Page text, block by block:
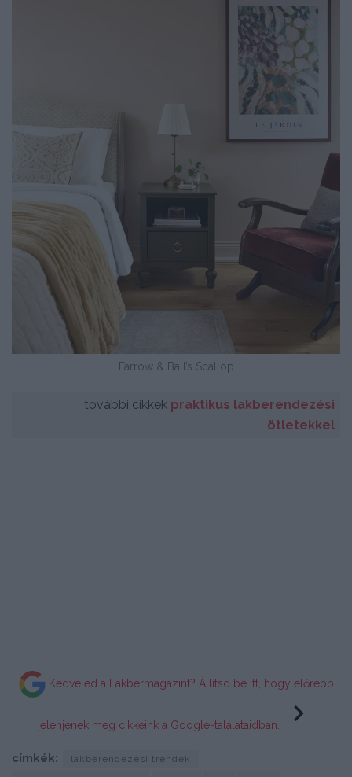
Farrow & Ball’s Scallop
további cikkek praktikus lakberendezési
ötletekkel
Kedveled a Lakbermagazint? Állítsd be itt, hogy előrébb
jelenjenek meg cikkeink a Google-találataidban.
címkék:
lakberendezési trendek